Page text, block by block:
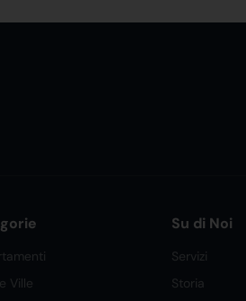
Ville
Su di Noi
Servizi
Storia